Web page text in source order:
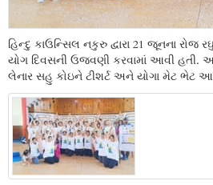
હિન્દુ કાઉન્સિલ નકુરુ દ્વારા 21 જૂનના રોજ
યોગ દિવસની ઉજવણી કરવામાં આવી
લેનાર સહુ કોઇને ટીશર્ટ અને યોગા મેટ ભેટ